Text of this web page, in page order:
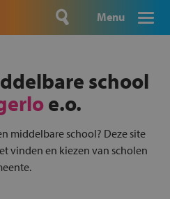
Menu
school
e.o.
middelbare school? Deze site
vinden en kiezen van scholen